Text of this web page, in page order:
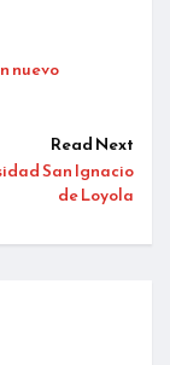
nuevo
Read Next
San Ignacio
de Loyola